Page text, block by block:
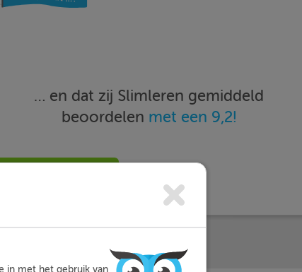
… en dat zij Slimleren gemiddeld
beoordelen met een 9,2!
in met het gebruik van